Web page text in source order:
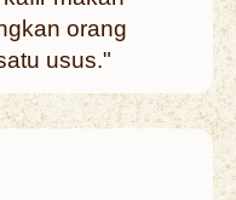
orang
usus."